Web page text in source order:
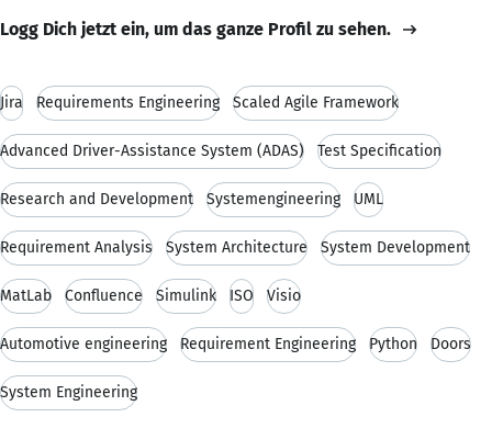
Logg Dich jetzt ein, um das ganze Profil zu sehen.
Jira Requirements Engineering Scaled Agile Framework
Advanced Driver-Assistance System (ADAS) Test Specification
Research and Development Systemengineering UML
Requirement Analysis System Architecture System Development
MatLab Confluence Simulink ISO Visio
Automotive engineering Requirement Engineering Python Doors
System Engineering